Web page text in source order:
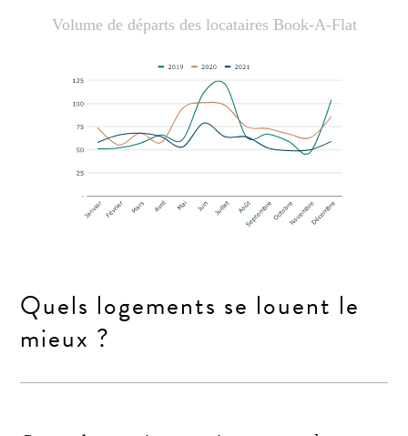
Volume de départs des locataires Book-A-Flat
Quels logements se louent le
mieux ?